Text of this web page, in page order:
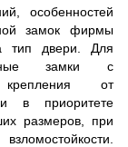
особенностей
замок фирмы
тип двери. Для
замки с
крепления от
в приоритете
размеров, при